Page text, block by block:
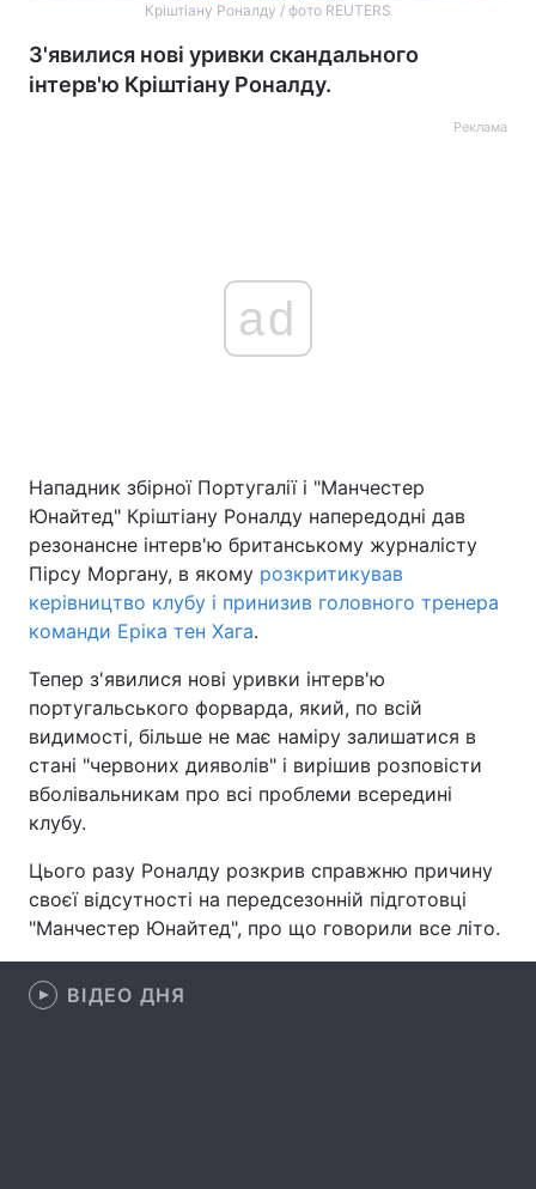
Війна
Україна Політика
Економіка Світ
Спорт
Техно і зв'язок Лайт
Зброя Інциденти
Здоров'я Туризм
Екологія Регіони
Кріштіану Роналду / фото REUTERS
З'явилися нові уривки скандального
інтерв'ю Кріштіану Роналду.
Реклама
ad
Нападник збірної Португалії і "Манчестер
Юнайтед" Кріштіану Роналду напередодні дав
резонансне інтерв'ю британському журналісту
Пірсу Моргану, в якому розкритикував
керівництво клубу і принизив головного тренера
команди Еріка тен Хага.
Тепер з'явилися нові уривки інтерв'ю
португальського форварда, який, по всій
видимості, більше не має наміру залишатися в
стані "червоних дияволів" і вирішив розповісти
вболівальникам про всі проблеми всередині
клубу.
Цього разу Роналду розкрив справжню причину
своєї відсутності на передсезонній підготовці
"Манчестер Юнайтед", про що говорили все літо.
ВІДЕО ДНЯ